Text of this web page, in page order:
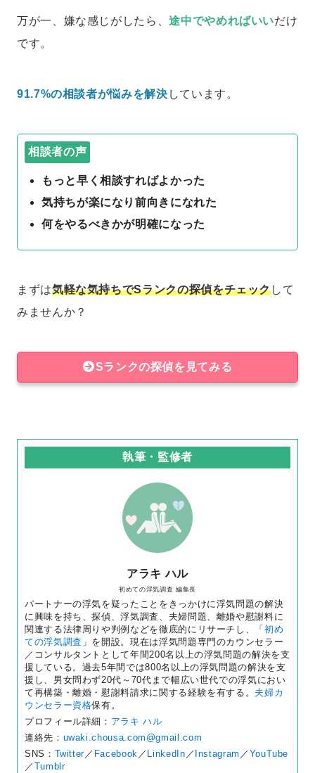
万が一、嫌な感じがしたら、途中でやめればいいだけ
です。
91.7%の相談者が悩みを解決 しています。
相談者の声
もっと早く相談すればよかった
気持ちが楽になり前向きになれた
何をやるべきかが明確になった
まずは気軽な気持ちでSランクの探偵をチェックして
みませんか？
Sランクの探偵を見てみる
執筆・監修者
アラキ ハル
初めての浮気調査 編集長
パートナーの浮気を疑ったことをきっかけに浮気問題の解決
に興味を持ち、探偵、浮気調査、夫婦問題、離婚や慰謝料に
関連する法律周りや判例などを徹底的にリサーチし、「 初め
ての浮気調査 」を開設。現在は浮気問題専門のカウンセラー
／コンサルタントとして年間200名以上の浮気問題の解決を支
援している。過去5年間では800名以上の浮気問題の解決を支
援し、男女問わず20代～70代まで幅広い世代での浮気におい
て再構築・離婚・慰謝料請求に関する経験を有する。 夫婦カ
ウンセラー資格保有。
プロフィール詳細： アラキ ハル
連絡先： uwaki.chousa.com@gmail.com
SNS： Twitter／ Facebook ／ LinkedIn ／ Instagram ／ YouTube
／ Tumblr